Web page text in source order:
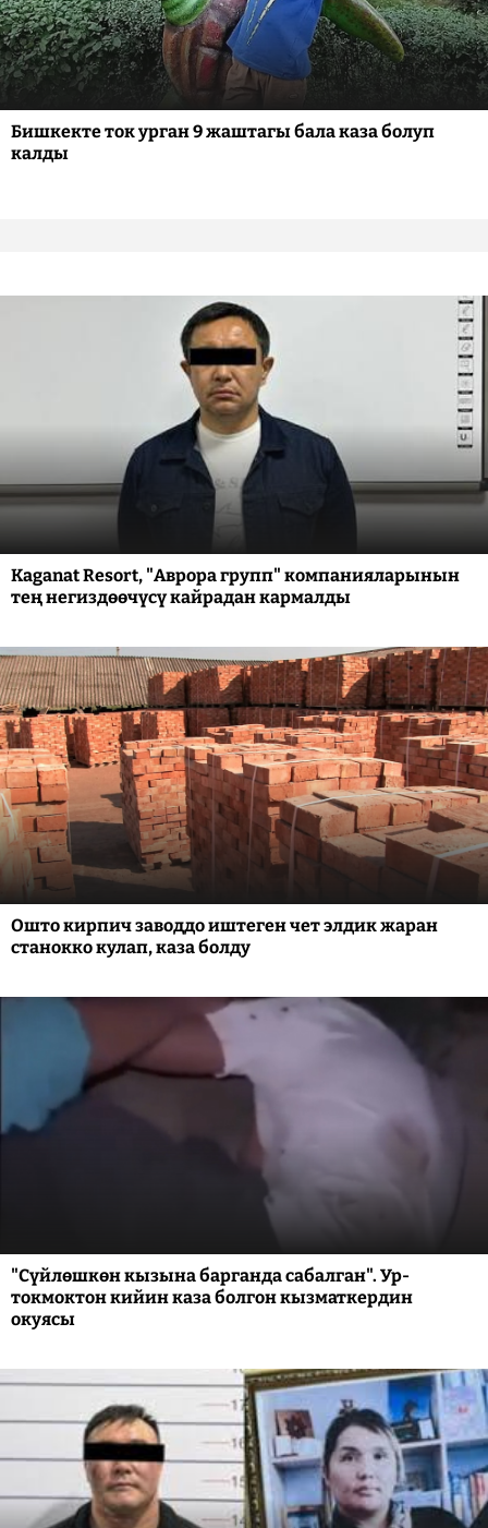
Бишкекте ток урган 9 жаштагы бала каза болуп
калды
Kaganat Resort, "Аврора групп" компанияларынын
тең негиздөөчүсү кайрадан кармалды
Ошто кирпич заводдо иштеген чет элдик жаран
станокко кулап, каза болду
"Сүйлөшкөн кызына барганда сабалган". Ур-
токмоктон кийин каза болгон кызматкердин
окуясы